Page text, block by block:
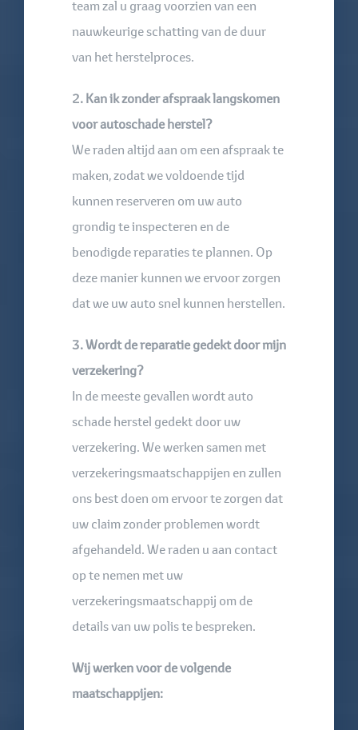
team zal u graag voorzien van een
nauwkeurige schatting van de duur
van het herstelproces.
2. Kan ik zonder afspraak langskomen
voor autoschade herstel?
We raden altijd aan om een afspraak te
maken, zodat we voldoende tijd
kunnen reserveren om uw auto
grondig te inspecteren en de
benodigde reparaties te plannen. Op
deze manier kunnen we ervoor zorgen
dat we uw auto snel kunnen herstellen.
3. Wordt de reparatie gedekt door mijn
verzekering?
In de meeste gevallen wordt auto
schade herstel gedekt door uw
verzekering. We werken samen met
verzekeringsmaatschappijen en zullen
ons best doen om ervoor te zorgen dat
uw claim zonder problemen wordt
afgehandeld. We raden u aan contact
op te nemen met uw
verzekeringsmaatschappij om de
details van uw polis te bespreken.
Wij werken voor de volgende
maatschappijen: